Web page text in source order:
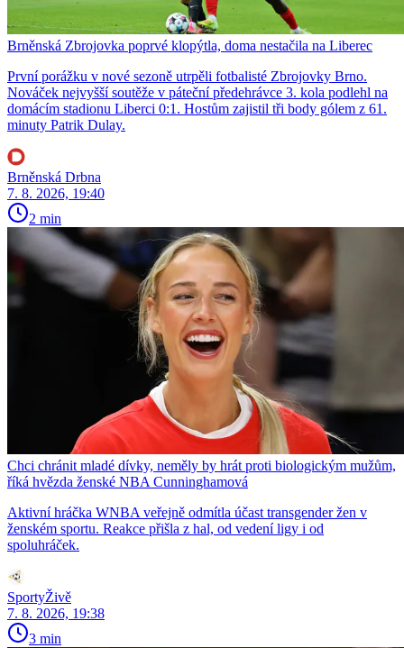
Brněnská Zbrojovka poprvé klopýtla, doma nestačila na Liberec
První porážku v nové sezoně utrpěli fotbalisté Zbrojovky Brno.
Nováček nejvyšší soutěže v páteční předehrávce 3. kola podlehl na
domácím stadionu Liberci 0:1. Hostům zajistil tři body gólem z 61.
minuty Patrik Dulay.
Brněnská Drbna
7. 8. 2026, 19:40
2 min
Chci chránit mladé dívky, neměly by hrát proti biologickým mužům,
říká hvězda ženské NBA Cunninghamová
Aktivní hráčka WNBA veřejně odmítla účast transgender žen v
ženském sportu. Reakce přišla z hal, od vedení ligy i od
spoluhráček.
SportyŽivě
7. 8. 2026, 19:38
3 min